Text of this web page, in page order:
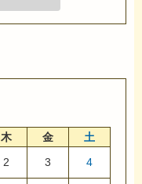
木 金
土
2 3 4